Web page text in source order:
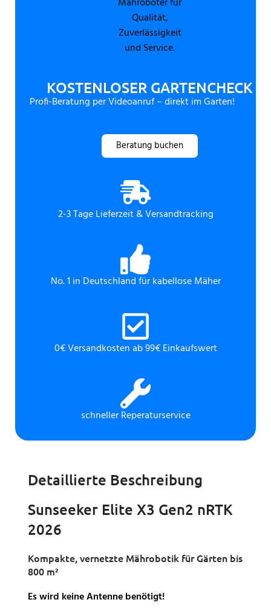
KOSTENLOSER GARTENCHECK
Profi-Beratung per Videoanruf – direkt im Garten!
Beratung buchen
2-3 Tage Lieferzeit & Versandtracking
No. 1 in Deutschland für kabellose Mäher
0€ Versandkosten ab 99€ Einkaufswert
schneller Reperaturservice
Detaillierte Beschreibung
Sunseeker Elite X3 Gen2 nRTK
2026
Kompakte, vernetzte Mährobotik für Gärten bis
800 m²
Es wird keine Antenne benötigt!